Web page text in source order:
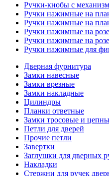
Ручки-кнобы с
Ручки нажимные на
Ручки нажимные на
Ручки нажимные на
Ручки нажимные на
Ручки нажимные для
Дверная фурнитура
Замки навесные
Замки врезные
Замки накладные
Цилиндры
Планки ответные
Замки тросовые и
Петли для дверей
Прочие петли
Завертки
Заглушки для дверных
Накладки
Стержни для ручек